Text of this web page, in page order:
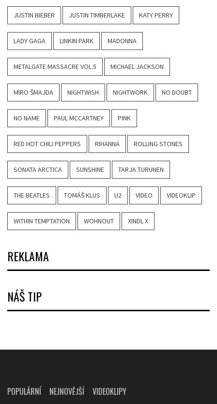
JUSTIN BIEBER JUSTIN TIMBERLAKE KATY PERRY
LADY GAGA LINKIN PARK MADONNA
METALGATE MASSACRE VOL.5 MICHAEL JACKSON
MIRO ŠMAJDA NIGHTWISH NIGHTWORK NO DOUBT
NO NAME PAUL MCCARTNEY PINK
RED HOT CHILI PEPPERS RIHANNA ROLLING STONES
SONATA ARCTICA SUNSHINE TARJA TURUNEN
THE BEATLES TOMÁŠ KLUS U2 VIDEO VIDEOKLIP
WITHIN TEMPTATION WOHNOUT XINDL X
REKLAMA
NÁŠ TIP
POPULÁRNÍ NEJNOVĚJŠÍ VIDEOKLIPY